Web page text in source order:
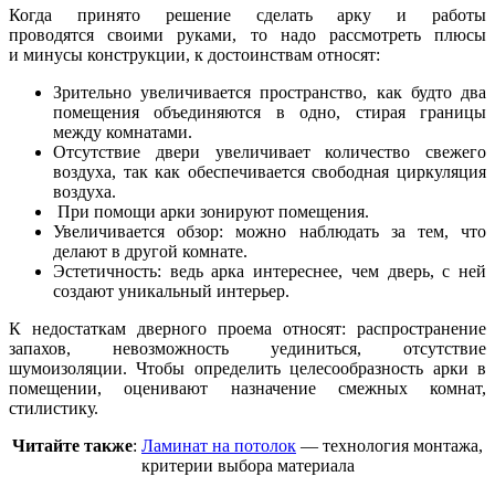
Когда принято решение сделать арку и работы
проводятся своими руками, то надо рассмотреть плюсы
и минусы конструкции, к достоинствам относят:
Зрительно увеличивается пространство, как будто два
помещения объединяются в одно, стирая границы
между комнатами.
Отсутствие двери увеличивает количество свежего
воздуха, так как обеспечивается свободная циркуляция
воздуха.
При помощи арки зонируют помещения.
Увеличивается обзор: можно наблюдать за тем, что
делают в другой комнате.
Эстетичность: ведь арка интереснее, чем дверь, с ней
создают уникальный интерьер.
К недостаткам дверного проема относят: распространение
запахов, невозможность уединиться, отсутствие
шумоизоляции. Чтобы определить целесообразность арки в
помещении, оценивают назначение смежных комнат,
стилистику.
Читайте также: Ламинат на потолок — технология монтажа,
критерии выбора материала